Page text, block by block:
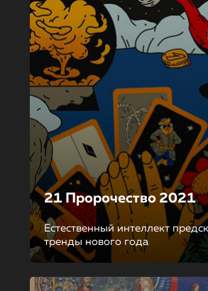
21 Пророчество 2021
Естественный интеллект
тренды нового года